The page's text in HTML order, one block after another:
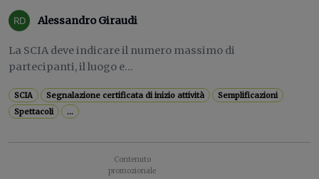
Alessandro Giraudi
La SCIA deve indicare il numero massimo di
partecipanti, il luogo e...
SCIA Segnalazione certificata di inizio attività
Semplificazioni
Spettacoli
...